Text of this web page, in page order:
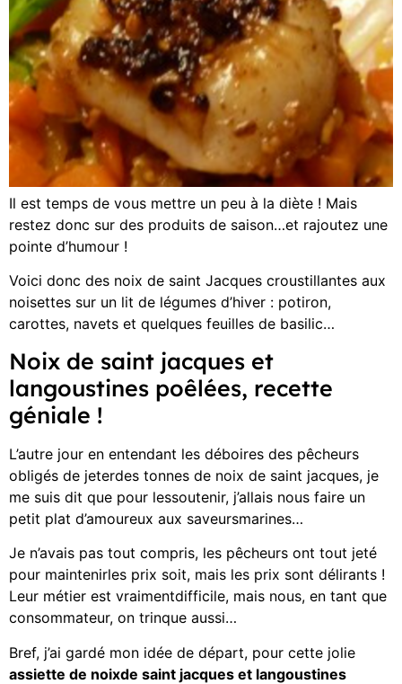
Il est temps de vous mettre un peu à la diète ! Mais
restez donc sur des produits de saison…et rajoutez une
pointe d’humour !
Voici donc des noix de saint Jacques croustillantes aux
noisettes sur un lit de légumes d’hiver : potiron,
carottes, navets et quelques feuilles de basilic…
Noix de saint jacques et
langoustines poêlées, recette
géniale !
L’autre jour en entendant les déboires des pêcheurs
obligés de jeterdes tonnes de noix de saint jacques, je
me suis dit que pour lessoutenir, j’allais nous faire un
petit plat d’amoureux aux saveursmarines…
Je n’avais pas tout compris, les pêcheurs ont tout jeté
pour maintenirles prix soit, mais les prix sont délirants !
Leur métier est vraimentdifficile, mais nous, en tant que
consommateur, on trinque aussi…
Bref, j’ai gardé mon idée de départ, pour cette jolie
assiette de noixde saint jacques et langoustines